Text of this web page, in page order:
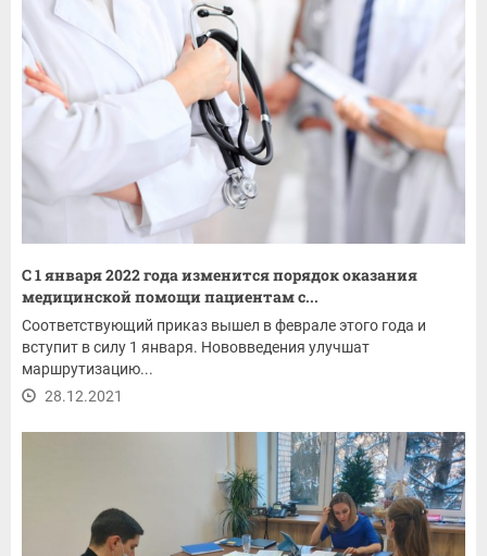
С 1 января 2022 года изменится порядок оказания
медицинской помощи пациентам с...
Соответствующий приказ вышел в феврале этого года и
вступит в силу 1 января. Нововведения улучшат
маршрутизацию...
28.12.2021